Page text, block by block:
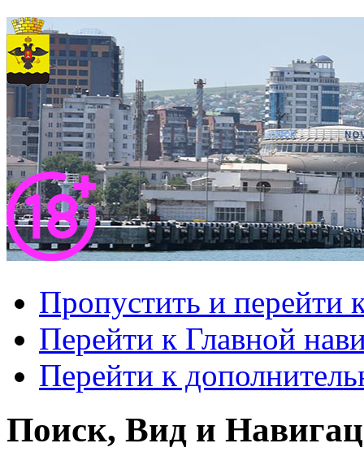
Пропустить и перейти
Перейти к Главной
Перейти к
Поиск, Вид и